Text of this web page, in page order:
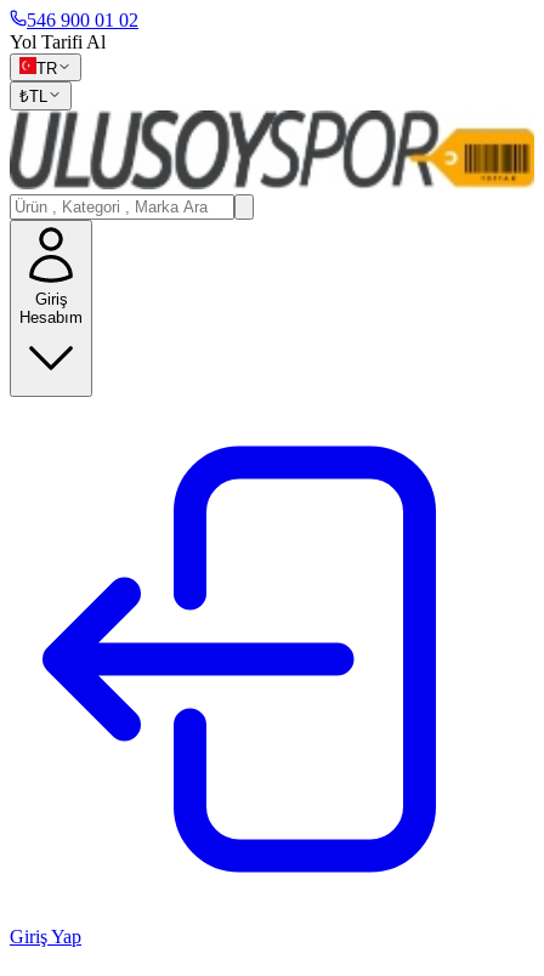
546 900 01 02
Yol Tarifi Al
TR
₺TL
Giriş
Hesabım
Giriş Yap